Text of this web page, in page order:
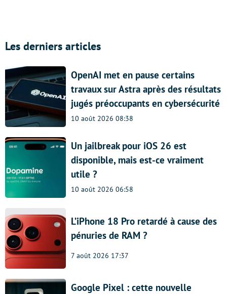
Les derniers articles
OpenAI met en pause certains
travaux sur Astra après des résultats
jugés préoccupants en cybersécurité
10 août 2026 08:38
Un jailbreak pour iOS 26 est
disponible, mais est-ce vraiment
utile ?
10 août 2026 06:58
L’iPhone 18 Pro retardé à cause des
pénuries de RAM ?
7 août 2026 17:37
Google Pixel : cette nouvelle